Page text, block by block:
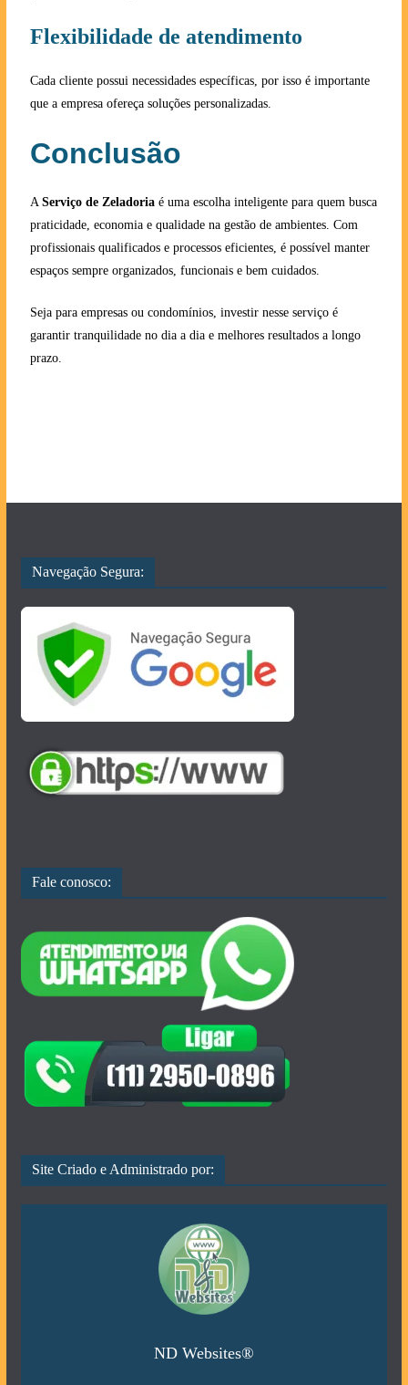
Flexibilidade de atendimento
Cada cliente possui necessidades específicas, por isso é importante
que a empresa ofereça soluções personalizadas.
Conclusão
A Serviço de Zeladoriaé uma escolha inteligente para quem busca
praticidade, economia e qualidade na gestão de ambientes. Com
profissionais qualificados e processos eficientes, é possível manter
espaços sempre organizados, funcionais e bem cuidados.
Seja para empresas ou condomínios, investir nesse serviço é
garantir tranquilidade no dia a dia e melhores resultados a longo
prazo.
Navegação Segura:
Fale conosco:
Site Criado e Administrado por:
ND Websites®